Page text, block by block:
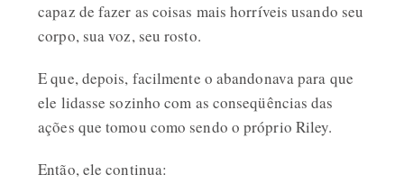
capaz de fazer as coisas mais horríveis usando seu
corpo, sua voz, seu rosto.
E que, depois, facilmente o abandonava para que
ele lidasse sozinho com as conseqüências das
ações que tomou como sendo o próprio Riley.
Então, ele continua: